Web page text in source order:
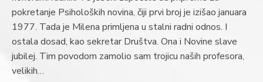
pokretanje Psiholoških novina, čiji prvi broj je izišao januara
1977. Tada je Milena primljena u stalni radni odnos. I
ostala dosad, kao sekretar Društva. Ona i Novine slave
jubilej. Tim povodom zamolio sam trojicu naših profesora,
velikih…